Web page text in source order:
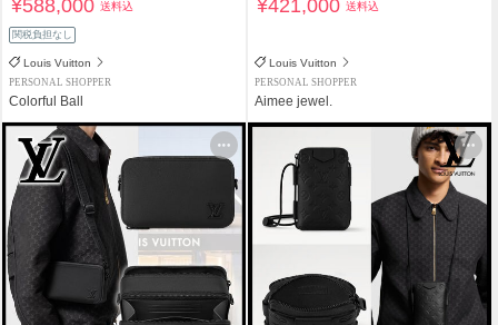
¥588,000送料込
関税負担なし
Louis Vuitton
PERSONAL SHOPPER
Colorful Ball
¥421,000送料込
Louis Vuitton
PERSONAL SHOPPER
Aimee jewel.